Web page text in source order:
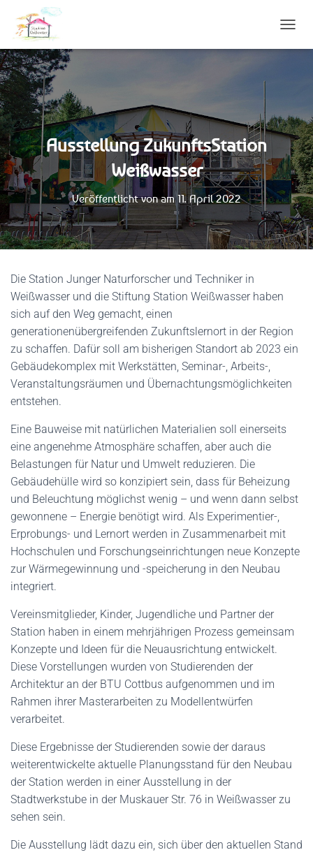
A
T
I
O
N
U
M
S
C
H
A
L
Ausstellung ZukunftsStation
Weißwasser
Veröffentlicht vonam11. April 2022
Die Station Junger Naturforscher und Techniker in
Weißwasser und die Stiftung Station Weißwasser haben
sich auf den Weg gemacht, einen
generationenübergreifenden Zukunftslernort in der Region
zu schaffen. Dafür soll am bisherigen Standort ab 2023 ein
Gebäudekomplex mit Werkstätten, Seminar-, Arbeits-,
Veranstaltungsräumen und Übernachtungsmöglichkeiten
entstehen.
Eine Bauweise mit natürlichen Materialien soll einerseits
eine angenehme Atmosphäre schaffen, aber auch die
Belastungen für Natur und Umwelt reduzieren. Die
Gebäudehülle wird so konzipiert sein, dass für Beheizung
und Beleuchtung möglichst wenig – und wenn dann selbst
gewonnene – Energie benötigt wird. Als Experimentier-,
Erprobungs- und Lernort werden in Zusammenarbeit mit
Hochschulen und Forschungseinrichtungen neue Konzepte
zur Wärmegewinnung und -speicherung in den Neubau
integriert.
Vereinsmitglieder, Kinder, Jugendliche und Partner der
Station haben in einem mehrjährigen Prozess gemeinsam
Konzepte und Ideen für die Neuausrichtung entwickelt.
Diese Vorstellungen wurden von Studierenden der
Architektur an der BTU Cottbus aufgenommen und im
Rahmen ihrer Masterarbeiten zu Modellentwürfen
verarbeitet.
Diese Ergebnisse der Studierenden sowie der daraus
weiterentwickelte aktuelle Planungsstand für den Neubau
der Station werden in einer Ausstellung in der
Stadtwerkstube in der Muskauer Str. 76 in Weißwasser zu
sehen sein.
Die Ausstellung lädt dazu ein, sich über den aktuellen Stand